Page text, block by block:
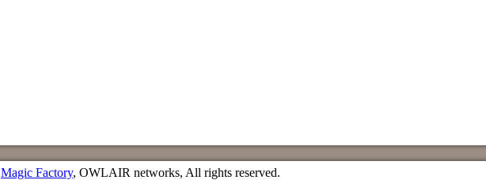
Magic Factory, OWLAIR networks, All rights reserved.